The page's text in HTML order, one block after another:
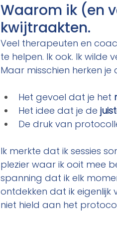
Waarom ik (en
kwijtraakten.
Veel therapeuten en
te helpen. Ik ook. Ik wilde
Maar misschien herken
Het gevoel dat je het
Het idee dat je de
De druk van
Ik merkte dat ik sessies
plezier waar ik ooit mee
spanning dat ik elk
ontdekken dat ik
niet hield aan het